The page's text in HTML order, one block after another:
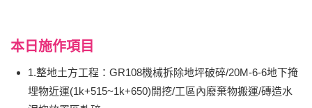
本日施作項目
1.整地土方工程：GR108機械拆除地坪破碎/20M-6-6地下掩
埋物近運(1k+515~1k+650)開挖/工區內廢棄物搬運/磚造水